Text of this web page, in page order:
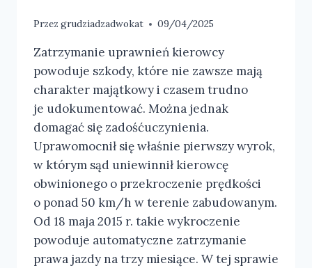
Przez grudziadzadwokat 09/04/2025
Zatrzymanie uprawnień kierowcy
powoduje szkody, które nie zawsze mają
charakter majątkowy i czasem trudno
je udokumentować. Można jednak
domagać się zadośćuczynienia.
Uprawomocnił się właśnie pierwszy wyrok,
w którym sąd uniewinnił kierowcę
obwinionego o przekroczenie prędkości
o ponad 50 km/h w terenie zabudowanym.
Od 18 maja 2015 r. takie wykroczenie
powoduje automatyczne zatrzymanie
prawa jazdy na trzy miesiące. W tej sprawie